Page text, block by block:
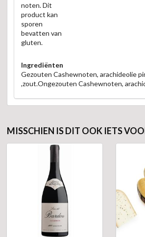
noten. Dit
product kan
sporen
bevatten van
gluten.
Ingrediënten
Gezouten Cashewnoten, arachideolie
,zout.Ongezouten Cashewnoten,
MISSCHIEN IS DIT OOK IETS